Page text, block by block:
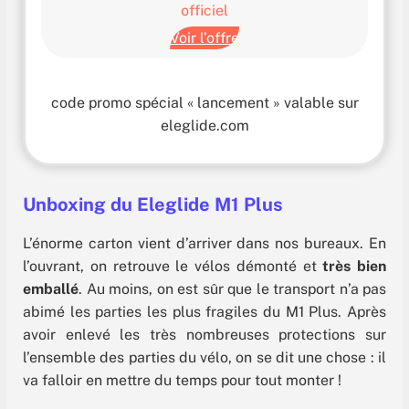
officiel
Voir l’offre
code promo spécial « lancement » valable sur
eleglide.com
Unboxing du Eleglide M1 Plus
L’énorme carton vient d’arriver dans nos bureaux. En
l’ouvrant, on retrouve le vélos démonté ettrès bien
emballé. Au moins, on est sûr que le transport n’a pas
abimé les parties les plus fragiles du M1 Plus. Après
avoir enlevé les très nombreuses protections sur
l’ensemble des parties du vélo, on se dit une chose : il
va falloir en mettre du temps pour tout monter !